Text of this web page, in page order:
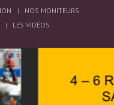
NOS MONITEURS
LES VIDÉOS